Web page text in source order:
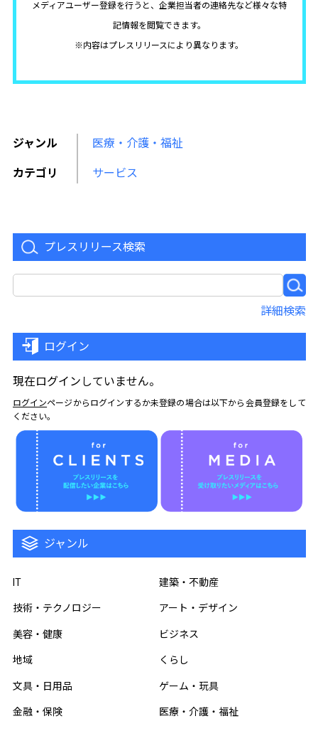
メディアユーザー登録を行うと、企業担当者の連絡先など様々な特
記情報を閲覧できます。
※内容はプレスリリースにより異なります。
ジャンル 医療・介護・福祉
カテゴリ サービス
プレスリリース検索
詳細検索
ログイン
現在ログインしていません。
ログインページからログインするか未登録の場合は以下から会員登録をして
ください。
ジャンル
IT 建築・不動産
技術・テクノロジー アート・デザイン
美容・健康 ビジネス
地域 くらし
文具・日用品 ゲーム・玩具
金融・保険 医療・介護・福祉